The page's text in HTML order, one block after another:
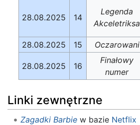
28.08.2025 14
Legenda
Akceletriksa
28.08.2025
15 Oczarowani
28.08.2025 16
Finałowy
numer
Linki zewnętrzne
Zagadki Barbiew bazie Netflix